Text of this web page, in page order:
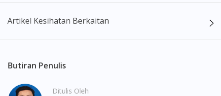
maklumat sahaja, bagi kegunaan para pengamal perubatan dan
bukan bertujuan sebagai rujukan kepada pengguna untuk
seorang pengamal perubatan. Keberkesanan dan kesan
pengguna dengan pengguna yang lain. Kami tidak menyarankan
Artikel Kesihatan Berkaitan
Butiran Penulis
Ditulis Oleh